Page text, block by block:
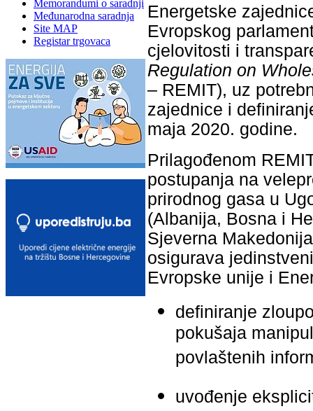
Memorandumi o saradnji
Međunarodna saradnja
Site MAP
Registar trgovaca
Energetske
Evropskog
cjelovitosti i
Regulation on
– REMIT), uz
zajednice i
maja 2020. godine.
Prilagođenom
postupanja na
prirodnog gasa u
(Albanija, Bosna i
Sjeverna
osigurava
Evropske unije i
definiranje
pokušaja
povlaštenih
uvođenje